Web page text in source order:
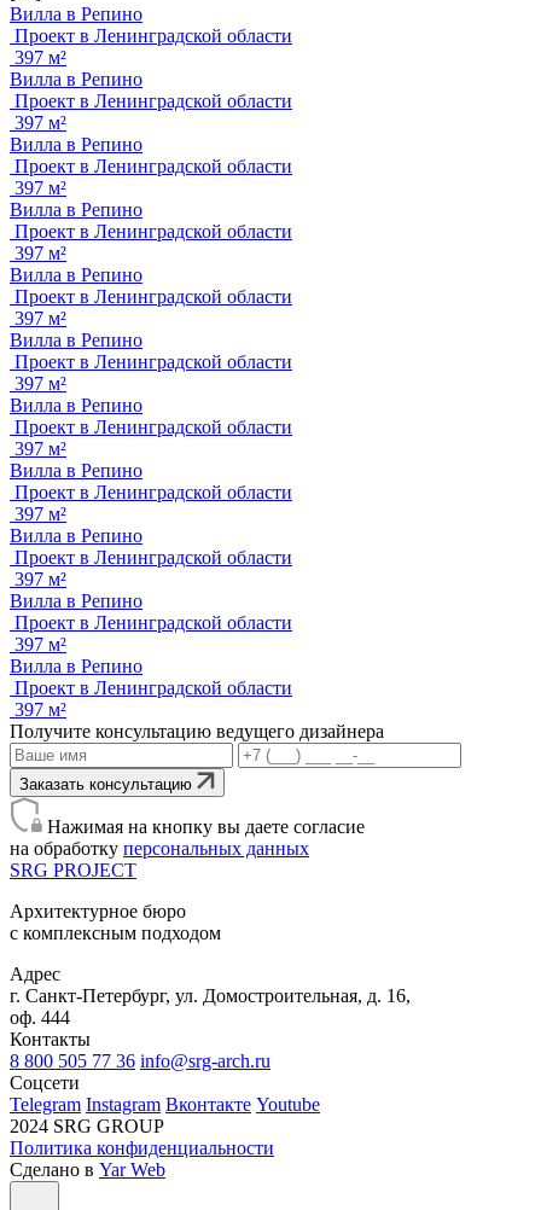
Вилла в Репино
Проект в Ленинградской области
397 м²
Вилла в Репино
Проект в Ленинградской области
397 м²
Вилла в Репино
Проект в Ленинградской области
397 м²
Вилла в Репино
Проект в Ленинградской области
397 м²
Вилла в Репино
Проект в Ленинградской области
397 м²
Вилла в Репино
Проект в Ленинградской области
397 м²
Вилла в Репино
Проект в Ленинградской области
397 м²
Вилла в Репино
Проект в Ленинградской области
397 м²
Вилла в Репино
Проект в Ленинградской области
397 м²
Вилла в Репино
Проект в Ленинградской области
397 м²
Вилла в Репино
Проект в Ленинградской области
397 м²
Получите консультацию ведущего дизайнера
Заказать консультацию
Нажимая на кнопку вы даете согласие
на обработку персональных данных
SRG PROJECT
Архитектурное бюро
с комплексным подходом
Адрес
г. Санкт-Петербург, ул. Домостроительная, д. 16,
оф. 444
Контакты
8 800 505 77 36 info@srg-arch.ru
Соцсети
Telegram Instagram Вконтакте Youtube
2024 SRG GROUP
Политика конфиденциальности
Сделано в Yar Web